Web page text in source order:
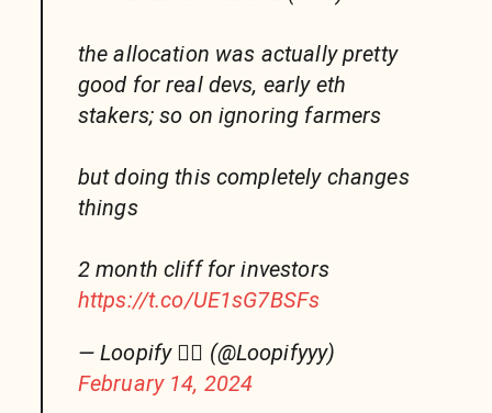
the allocation was actually pretty
good for real devs, early eth
stakers; so on ignoring farmers
but doing this completely changes
things
2 month cliff for investors
https://t.co/UE1sG7BSFs
— Loopify 🧙‍♂️ (@Loopifyyy)
February 14, 2024